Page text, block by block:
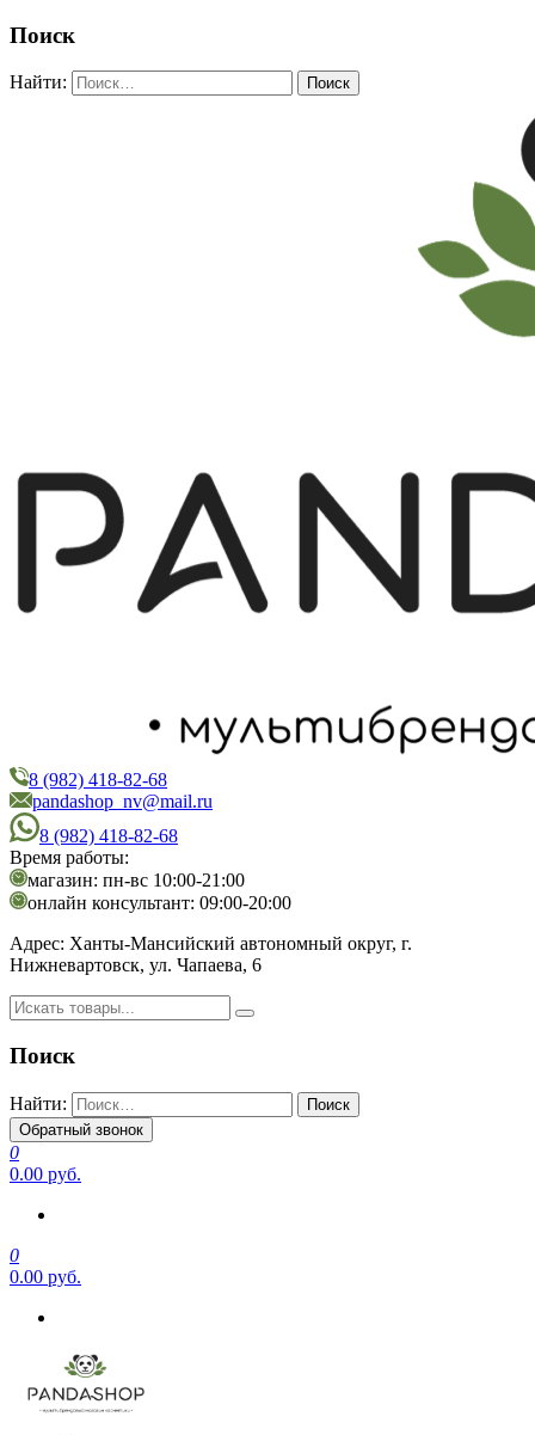
Поиск
Найти:
PandaShop
Интернет-магазин косметики
8 (982) 418-82-68
pandashop_nv@mail.ru
8 (982) 418-82-68
Время работы:
магазин: пн-вс 10:00-21:00
онлайн консультант: 09:00-20:00
Адрес: Ханты-Мансийский автономный округ, г.
Нижневартовск, ул. Чапаева, 6
Поиск
Найти:
Обратный звонок
0
0.00 руб.
0
0.00 руб.